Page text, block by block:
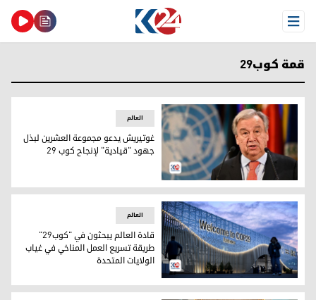
Open Menu
قمة كوب29
غوتيريش يدعو مجموعة العشرين لبذل جهود "قيادية" لإنجاح
العالم
غوتيريش يدعو مجموعة العشرين لبذل
جهود "قيادية" لإنجاح كوب 29
قادة العالم يبحثون في "كوب29" طريقة تسريع العمل المناخي في غياب الولايات المتحدة
العالم
قادة العالم يبحثون في "كوب29"
طريقة تسريع العمل المناخي في غياب
الولايات المتحدة